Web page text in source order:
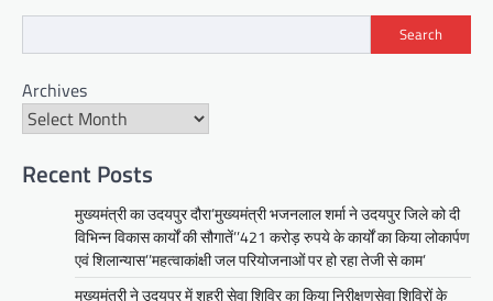
Search
Archives
Recent Posts
मुख्यमंत्री का उदयपुर दौरा’मुख्यमंत्री भजनलाल शर्मा ने उदयपुर जिले को दी
विभिन्न विकास कार्यों की सौगातें’’421 करोड़ रुपये के कार्यों का किया लोकार्पण
एवं शिलान्यास’’महत्वाकांक्षी जल परियोजनाओं पर हो रहा तेजी से काम’
मुख्यमंत्री ने उदयपुर में शहरी सेवा शिविर का किया निरीक्षणसेवा शिविरों के
का किया निरीक्षणसेवा शिविरों के माध्यम से
अंतिम व्यक्ति तक पहुंच रही
समाधान, अधिकारी नहीं
Mewari Khabar June 17, 2026
उदयपुर जयपुर 17 जून। मुख्यमंत्री भजनलाल शर्मा ने